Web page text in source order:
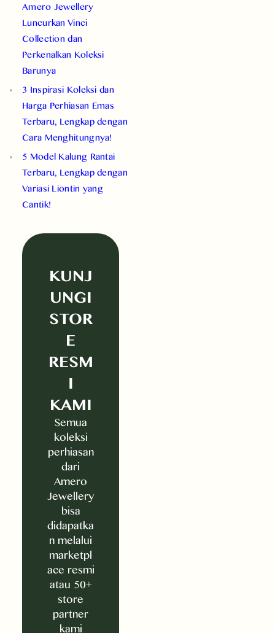
Amero Jewellery
Luncurkan Vinci
Collection dan
Perkenalkan Koleksi
Barunya
3 Inspirasi Koleksi dan
Harga Perhiasan Emas
Terbaru, Lengkap dengan
Cara Menghitungnya!
5 Model Kalung Rantai
Terbaru, Lengkap dengan
Variasi Liontin yang
Cantik!
KUNJ
UNGI
STOR
E
RESM
I
KAMI
Semua
koleksi
perhiasan
dari
Amero
Jewellery
bisa
didapatka
n melalui
marketpl
ace resmi
atau 50+
store
partner
kami